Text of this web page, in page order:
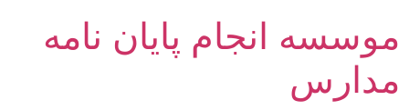
موسسه انجام پایان نامه
مدارس